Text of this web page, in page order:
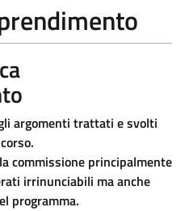
argomenti trattati e svolti
commissione principalmente
irrinunciabili ma anche
programma.